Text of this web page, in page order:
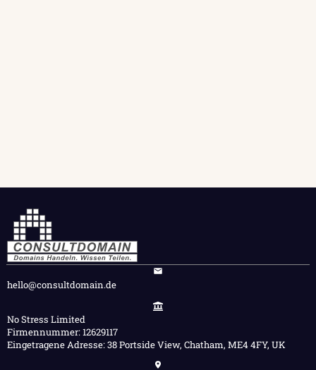
hello@consultdomain.de
No Stress Limited
Firmennummer: 12629117
Eingetragene Adresse: 38 Portside View, Chatham, ME4 4FY, UK